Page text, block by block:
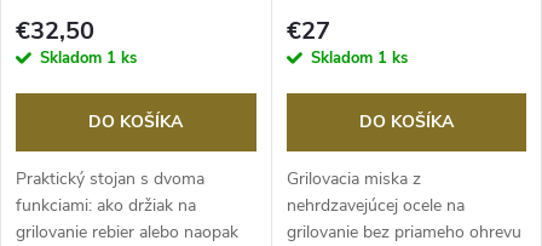
€32,50
Skladom 1 ks
DO KOŠÍKA
Praktický stojan s dvoma
funkciami: ako držiak na
grilovanie rebier alebo naopak
€27
Skladom 1 ks
DO KOŠÍKA
Grilovacia miska z
nehrdzavejúcej ocele na
grilovanie bez priameho ohrevu